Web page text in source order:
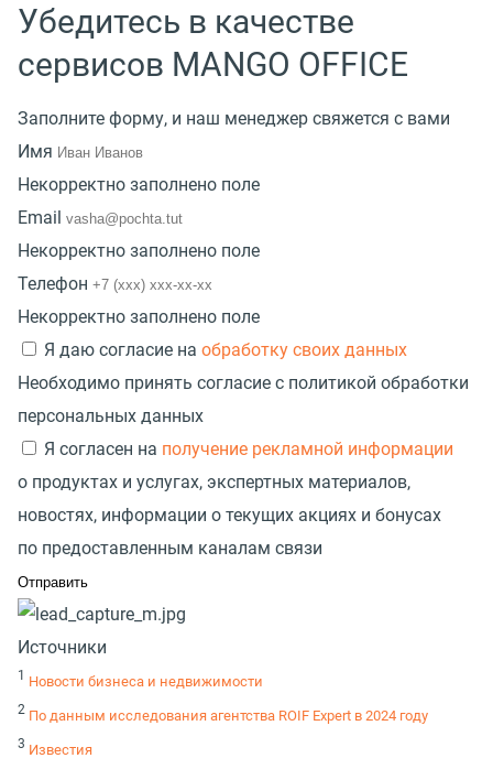
Убедитесь в качестве
сервисов MANGO OFFICE
Заполните форму, и наш менеджер свяжется с вами
Имя
Некорректно заполнено поле
Email
Некорректно заполнено поле
Телефон
Некорректно заполнено поле
Я даю согласие на обработку своих данных
Необходимо принять согласие с политикой обработки
персональных данных
Я согласен на получение рекламной информации
о продуктах и услугах, экспертных материалов,
новостях, информации о текущих акциях и бонусах
по предоставленным каналам связи
Источники
1 Новости бизнеса и недвижимости
2 По данным исследования агентства ROIF Expert в 2024 году
3 Известия